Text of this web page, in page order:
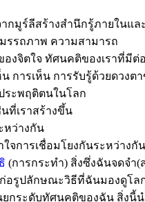
ากมูร์ลีสร้างสำนึกรู้ภายในแ
มรรถภาพ ความสามารถ
องจิตใจ ทัศนคติของเราที่มีต่
การเห็น การรับรู้ด้วยดวงต
ระพฤติตนในโลก
นที่เราสร้างขึ้น
หว่างกัน
ใจการเชื่อมโยงกันระหว่างกั
(การกระทำ) สิ่งซึ่งฉันจดจำ
อรูปลักษณะวิธีที่ฉันมองดูโล
กระดับทัศนคติของฉัน สิ่งนี้